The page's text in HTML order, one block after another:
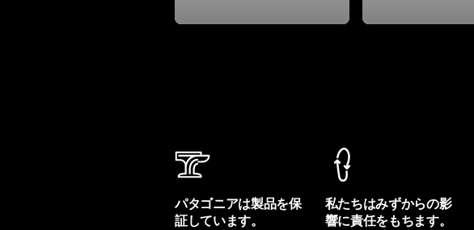
パタゴニアは製品を保
証しています。
私たちはみずからの影
響に責任をもちます。